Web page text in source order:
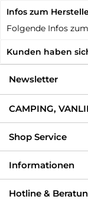
Infos zum
Folgende Infos
Kunden haben
Newsletter
CAMPING,
Shop Service
Informationen
Hotline &